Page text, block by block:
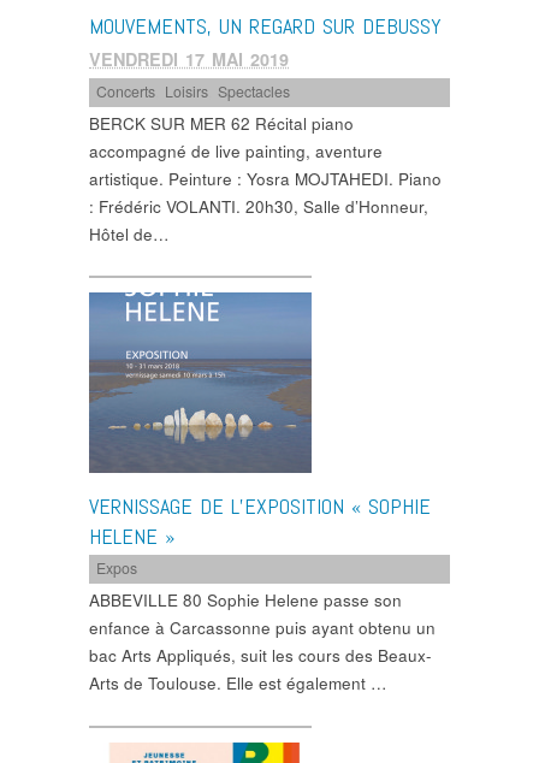
MOUVEMENTS, UN REGARD SUR DEBUSSY
VENDREDI 17 MAI 2019
Concerts Loisirs ,Spectacles
BERCK SUR MER 62 Récital piano
accompagné de live painting, aventure
artistique. Peinture : Yosra MOJTAHEDI. Piano
: Frédéric VOLANTI. 20h30, Salle d’Honneur,
Hôtel de…
VERNISSAGE DE L’EXPOSITION « SOPHIE
HELENE »
Expos
ABBEVILLE 80 Sophie Helene passe son
enfance à Carcassonne puis ayant obtenu un
bac Arts Appliqués, suit les cours des Beaux-
Arts de Toulouse. Elle est également …